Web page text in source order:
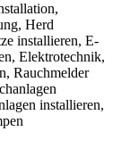
Herd
installieren, E-
Elektrotechnik,
Rauchmelder
installieren,